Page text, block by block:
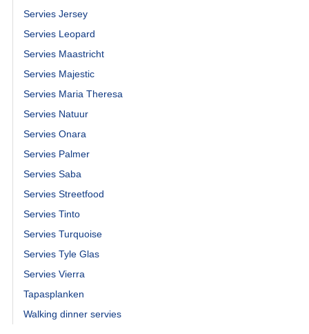
Servies Jersey
Servies Leopard
Servies Maastricht
Servies Majestic
Servies Maria Theresa
Servies Natuur
Servies Onara
Servies Palmer
Servies Saba
Servies Streetfood
Servies Tinto
Servies Turquoise
Servies Tyle Glas
Servies Vierra
Tapasplanken
Walking dinner servies